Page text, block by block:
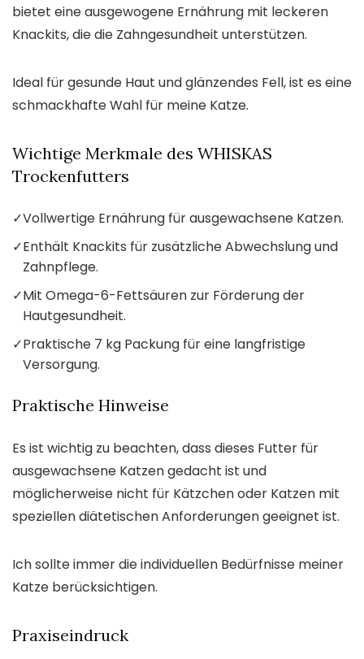
bietet eine ausgewogene Ernährung mit leckeren
Knackits, die die Zahngesundheit unterstützen.
Ideal für gesunde Haut und glänzendes Fell, ist es eine
schmackhafte Wahl für meine Katze.
Wichtige Merkmale des WHISKAS
Trockenfutters
✓Vollwertige Ernährung für ausgewachsene Katzen.
✓Enthält Knackits für zusätzliche Abwechslung und
Zahnpflege.
✓Mit Omega-6-Fettsäuren zur Förderung der
Hautgesundheit.
✓Praktische 7 kg Packung für eine langfristige
Versorgung.
Praktische Hinweise
Es ist wichtig zu beachten, dass dieses Futter für
ausgewachsene Katzen gedacht ist und
möglicherweise nicht für Kätzchen oder Katzen mit
speziellen diätetischen Anforderungen geeignet ist.
Ich sollte immer die individuellen Bedürfnisse meiner
Katze berücksichtigen.
Praxiseindruck